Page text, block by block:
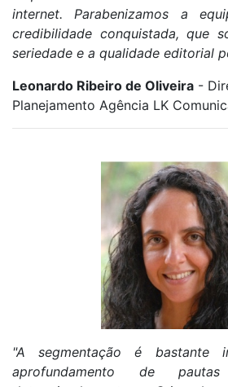
internet. Parabenizamos a
credibilidade conquistada, que
seriedade e a qualidade editorial
Leonardo Ribeiro de Oliveira -
Planejamento Agência LK
"A segmentação é bastante
aprofundamento de